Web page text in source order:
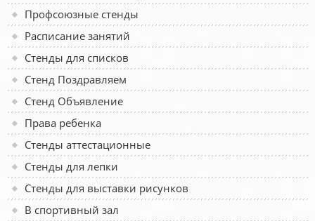
Профсоюзные стенды
Расписание занятий
Стенды для списков
Стенд Поздравляем
Стенд Объявление
Права ребенка
Стенды аттестационные
Стенды для лепки
Стенды для выставки рисунков
В спортивный зал